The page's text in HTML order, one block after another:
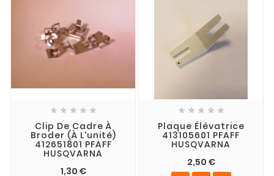
    
Clip De Cadre À
Broder (à L'unité)
412651801 PFAFF
HUSQVARNA
1,30 €
    
Plaque Élévatrice
413105601 PFAFF
HUSQVARNA
2,50 €